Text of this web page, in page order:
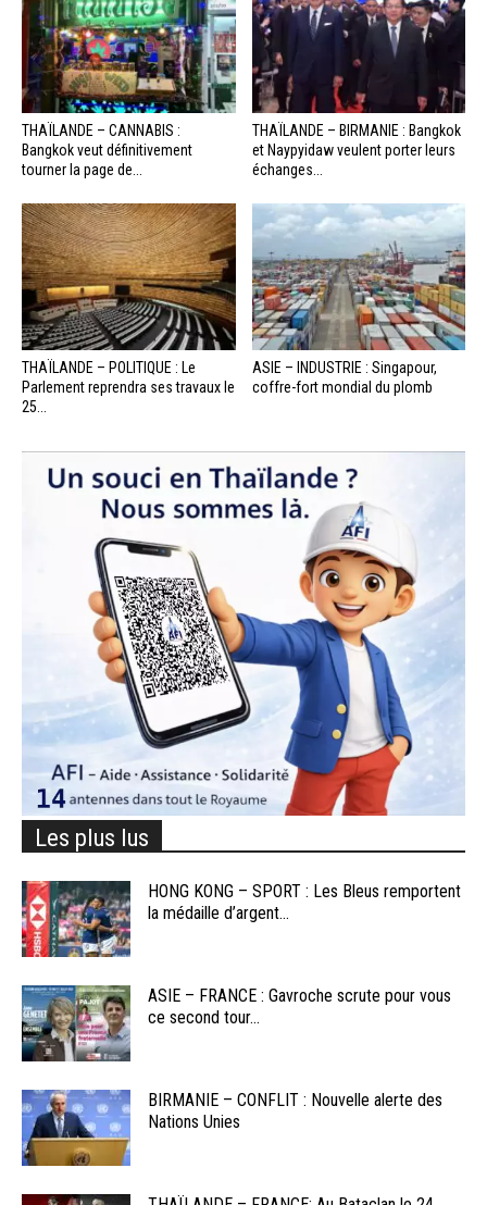
THAÏLANDE – CANNABIS :
Bangkok veut définitivement
tourner la page de...
THAÏLANDE – BIRMANIE : Bangkok
et Naypyidaw veulent porter leurs
échanges...
THAÏLANDE – POLITIQUE : Le
Parlement reprendra ses travaux le
25...
ASIE – INDUSTRIE : Singapour,
coffre-fort mondial du plomb
Les plus lus
HONG KONG – SPORT : Les Bleus remportent
la médaille d’argent...
ASIE – FRANCE : Gavroche scrute pour vous
ce second tour...
BIRMANIE – CONFLIT : Nouvelle alerte des
Nations Unies